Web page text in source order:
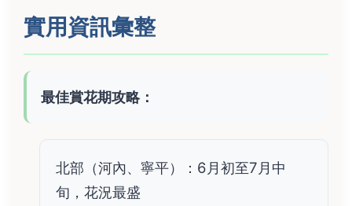
實用資訊彙整
最佳賞花期攻略：
北部（河內、寧平）：6月初至7月中
旬，花況最盛